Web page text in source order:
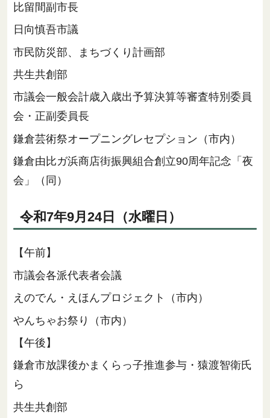
比留間副市長
日向慎吾市議
市民防災部、まちづくり計画部
共生共創部
市議会一般会計歳入歳出予算決算等審査特別委員
会・正副委員長
鎌倉芸術祭オープニングレセプション（市内）
鎌倉由比ガ浜商店街振興組合創立90周年記念「夜
会」（同）
令和7年9月24日（水曜日）
【午前】
市議会各派代表者会議
えのでん・えほんプロジェクト（市内）
やんちゃお祭り（市内）
【午後】
鎌倉市放課後かまくらっ子推進参与・猿渡智衛氏
ら
共生共創部